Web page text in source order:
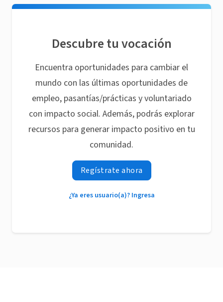
Descubre tu vocación
Encuentra oportunidades para cambiar el
mundo con las últimas oportunidades de
empleo, pasantías/prácticas y voluntariado
con impacto social. Además, podrás explorar
recursos para generar impacto positivo en tu
comunidad.
Regístrate ahora
¿Ya eres usuario(a)? Ingresa